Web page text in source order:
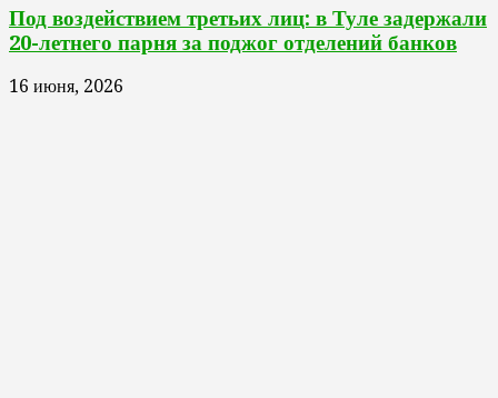
Под воздействием третьих лиц: в Туле задержали
20-летнего парня за поджог отделений банков
16 июня, 2026